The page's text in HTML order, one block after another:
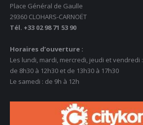
Place Général de Gaulle
29360 CLOHARS-CARNOËT
Tél. +33 02 98 71 53 90
Horaires d’ouverture :
Les lundi, mardi, mercredi, jeudi et vendredi :
de 8h30 à 12h30 et de 13h30 à 17h30
Le samedi : de 9h à 12h